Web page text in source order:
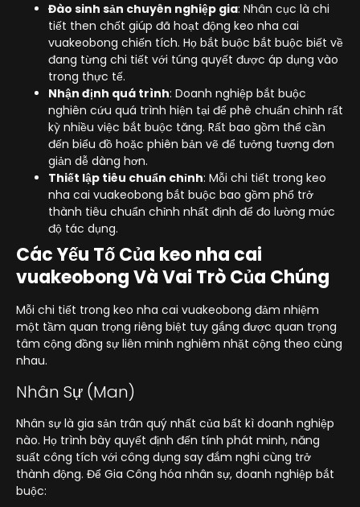
Đào sinh sản chuyên nghiệp gia: Nhân cục là chi
tiết then chốt giúp đã hoạt động keo nha cai
vuakeobong chiến tích. Họ bắt buộc bắt buộc biết về
đang từng chi tiết với túng quyết được áp dụng vào
trong thực tế.
Nhận định quá trình: Doanh nghiệp bắt buộc
nghiên cứu quá trình hiện tại để phê chuẩn chỉnh rất
kỳ nhiều việc bắt buộc tăng. Rất bao gồm thể cần
đến biểu đồ hoặc phiên bản vẽ để tưởng tượng đơn
giản dễ dàng hơn.
Thiết lập tiêu chuẩn chỉnh: Mỗi chi tiết trong keo
nha cai vuakeobong bắt buộc bao gồm phổ trở
thành tiêu chuẩn chỉnh nhất định để đo lường mức
độ tác dụng.
Các Yếu Tố Của keo nha cai
vuakeobong Và Vai Trò Của Chúng
Mỗi chi tiết trong keo nha cai vuakeobong đảm nhiệm
một tầm quan trọng riêng biệt tuy gắng được quan trọng
tâm cộng đồng sự liên minh nghiêm nhặt cộng theo cùng
nhau.
Nhân Sự (Man)
Nhân sự là gia sản trân quý nhất của bất kì doanh nghiệp
nào. Họ trình bày quyết định đến tính phát minh, năng
suất công tích với công dụng say đắm nghi cùng trở
thành động. Để Gia Công hóa nhân sự, doanh nghiệp bắt
buộc: